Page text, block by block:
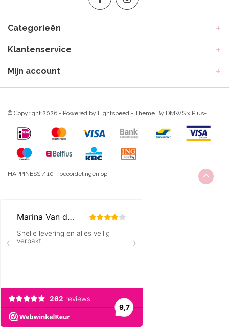
Categorieën
Klantenservice
Mijn account
© Copyright 2026 - Powered by Lightspeed - Theme By DMWS x Plus+
HAPPINESS / 10 - beoordelingen op